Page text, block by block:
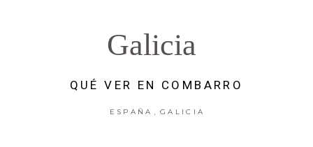
Galicia
QUÉ VER EN COMBARRO
ESPAÑA GALICIA